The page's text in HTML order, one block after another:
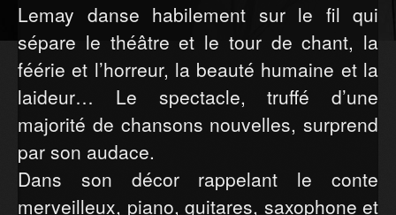
Lemay danse habilement sur le fil qui
sépare le théâtre et le tour de chant, la
féérie et l’horreur, la beauté humaine et la
laideur… Le spectacle, truffé d’une
majorité de chansons nouvelles, surprend
par son audace.
Dans son décor rappelant le conte
merveilleux, piano, guitares, saxophone et